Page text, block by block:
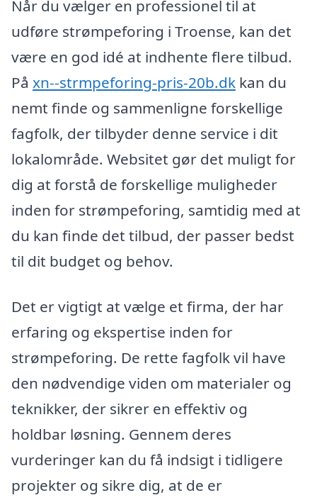
Når du vælger en professionel til at
udføre strømpeforing i Troense, kan det
være en god idé at indhente flere tilbud.
På xn--strmpeforing-pris-20b.dk kan du
nemt finde og sammenligne forskellige
fagfolk, der tilbyder denne service i dit
lokalområde. Websitet gør det muligt for
dig at forstå de forskellige muligheder
inden for strømpeforing, samtidig med at
du kan finde det tilbud, der passer bedst
til dit budget og behov.
Det er vigtigt at vælge et firma, der har
erfaring og ekspertise inden for
strømpeforing. De rette fagfolk vil have
den nødvendige viden om materialer og
teknikker, der sikrer en effektiv og
holdbar løsning. Gennem deres
vurderinger kan du få indsigt i tidligere
projekter og sikre dig, at de er